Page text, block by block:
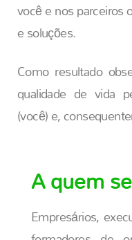
você e nos parceiros
e soluções.
Como resultado
qualidade de vida
(você) e,
A quem
Empresários,